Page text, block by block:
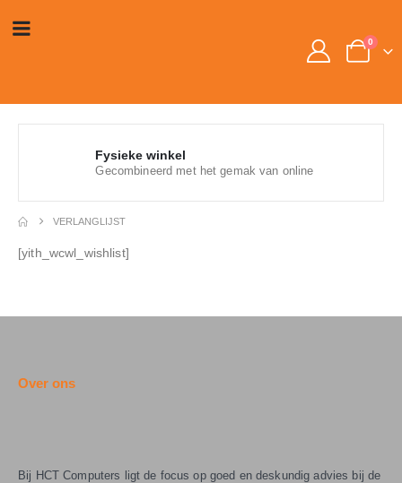
0
Fysieke winkel
Gecombineerd met het gemak van online
VERLANGLIJST
[yith_wcwl_wishlist]
Over ons
Bij HCT Computers ligt de focus op goed en deskundig advies bij de